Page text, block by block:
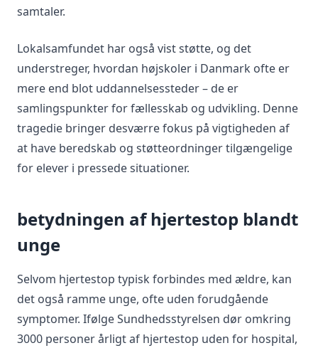
samtaler.
Lokalsamfundet har også vist støtte, og det
understreger, hvordan højskoler i Danmark ofte er
mere end blot uddannelsessteder – de er
samlingspunkter for fællesskab og udvikling. Denne
tragedie bringer desværre fokus på vigtigheden af
at have beredskab og støtteordninger tilgængelige
for elever i pressede situationer.
betydningen af hjertestop blandt
unge
Selvom hjertestop typisk forbindes med ældre, kan
det også ramme unge, ofte uden forudgående
symptomer. Ifølge Sundhedsstyrelsen dør omkring
3000 personer årligt af hjertestop uden for hospital,